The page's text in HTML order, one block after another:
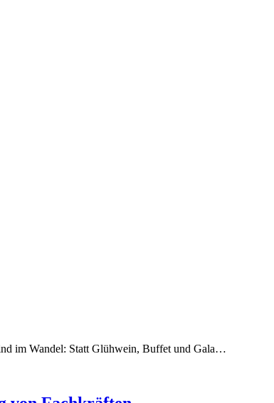
im Wandel: Statt Glühwein, Buffet und Gala…